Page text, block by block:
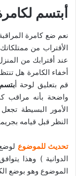
أبتسم
نعم ضع كامرة
الأقتراب من
عند أقترابك من
أخفاء الكامرة هل
قم بتعليق لوحة أ
واضحة بأنه مراقب
الأمور البسيطة
النظر قبل قيامه
تحديث للموضوع
الدوانية ) وهذا
الموضوع وهو بوضع